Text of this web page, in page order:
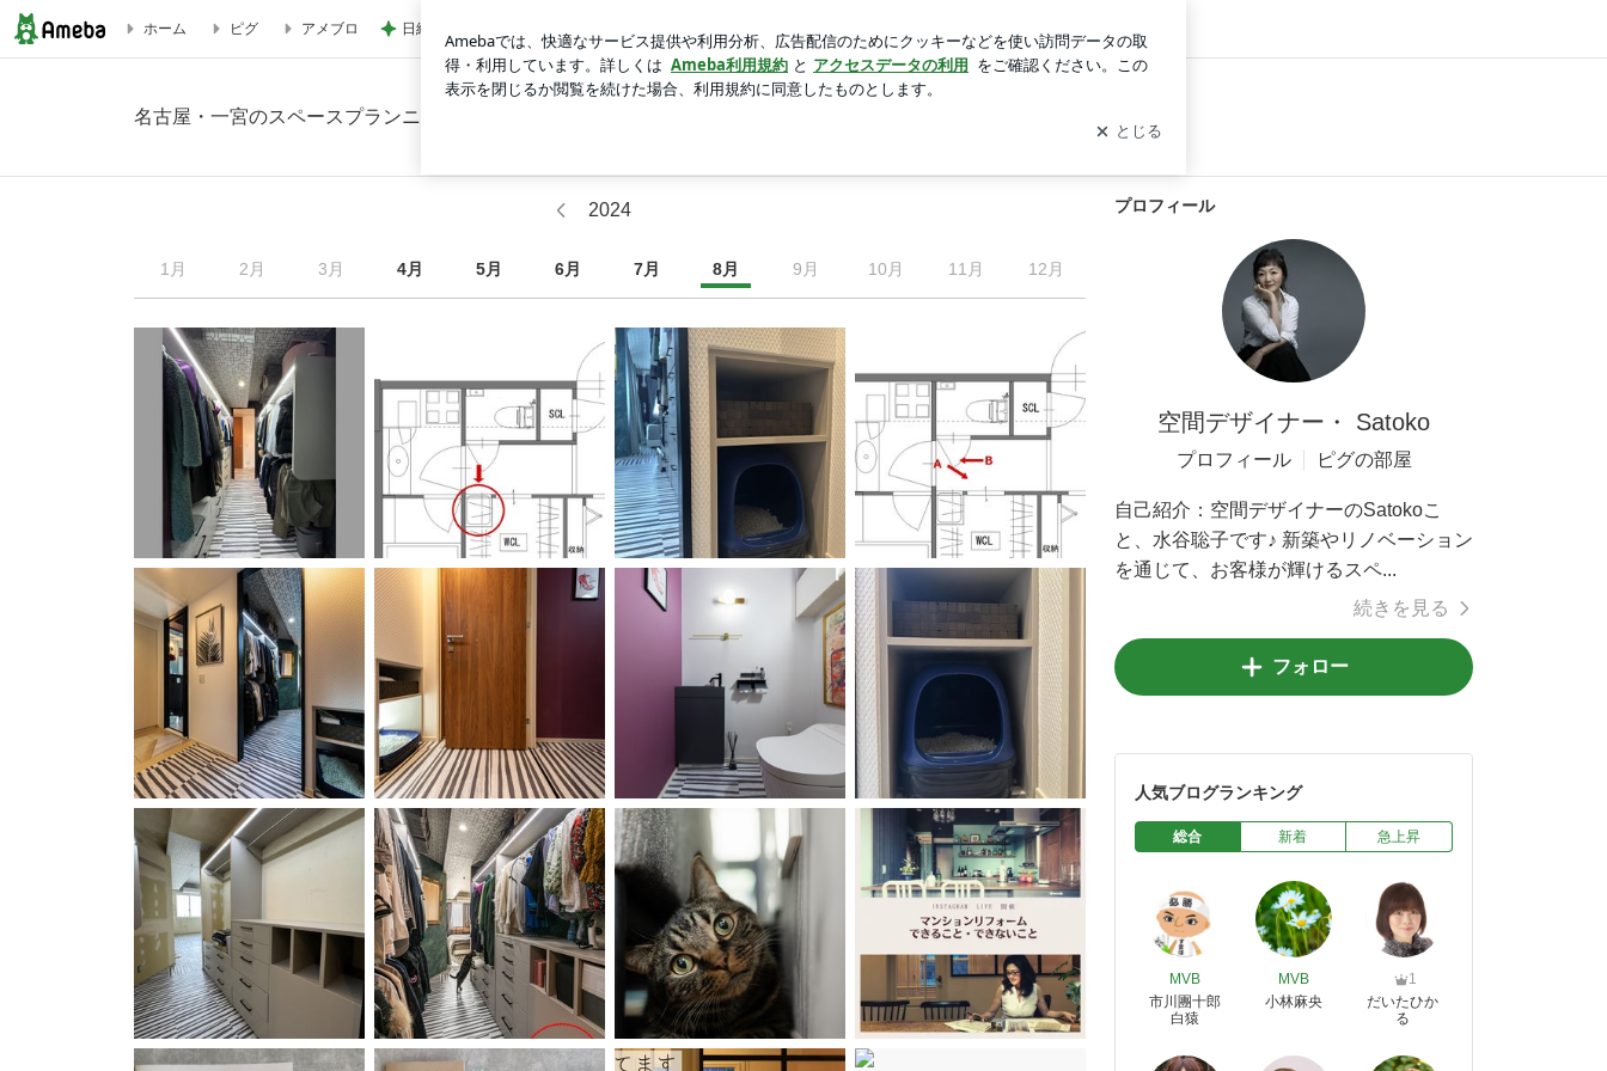
2024年8月の画像｜名古屋・一宮のスペースプランニング【ＰＡ★ＤＵ-ＤＵＥ】のブログ
ホーム ピグ アメブロ 日経平均に比べ寂しい優待株の状況
名古屋・一宮のスペースプランニング【ＰＡ★ＤＵ-ＤＵＥ】のブログ
2024
1 月 2 月 3 月 4月 5月 6月 7月 8月 9 月 10 月 11 月 12 月
プロフィール
空間デザイナー・ Satoko
プロフィール ピグの部屋
自己紹介： 空間デザイナーのSatokoこ
と、水谷聡子です♪ 新築やリノベーション
を通じて、お客様が輝けるスペ...
続きを見る
フォロー
人気ブログランキング
総合 新着 急上昇
MVB
市川團十郎
白猿
MVB
小林麻央
1
だいたひか
る